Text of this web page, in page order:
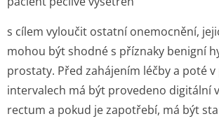
s cílem vyloučit ostatní onemocnění,
mohou být shodné s příznaky benigní
prostaty. Před zahájením léčby a poté
intervalech má být provedeno digitální
rectum a pokud je zapotřebí, má být